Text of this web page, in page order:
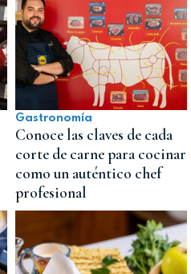
Gastronomía
Conoce las claves de cada
corte de carne para cocinar
como un auténtico chef
profesional